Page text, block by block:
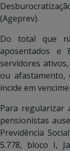
(Ageprev).
Do total que
aposentados e
servidores
ou afastamento,
incide em
Para regularizar
pensionistas
Previdência
5.778, bloco I,